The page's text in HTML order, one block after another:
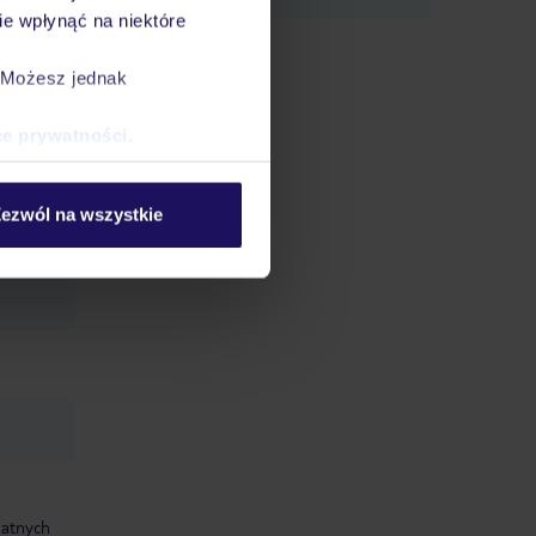
wpłynąć na niektóre
jednak
prywatności
na wszystkie